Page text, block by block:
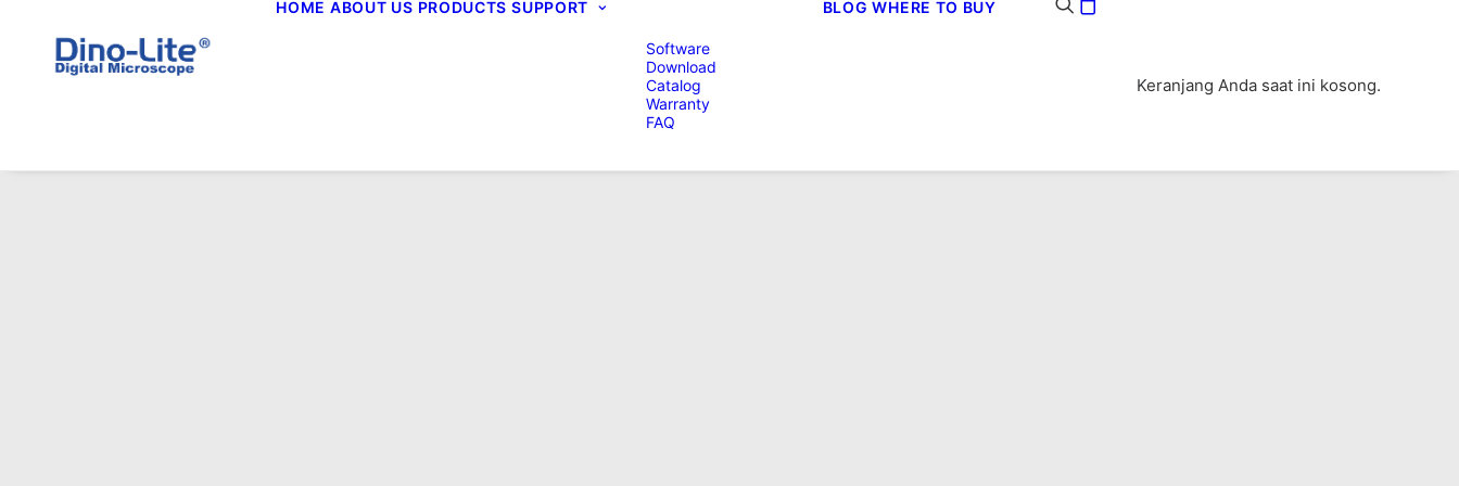
HOME ABOUT US PRODUCTS SUPPORT
Software
Download
Catalog
Warranty
FAQ
BLOG WHERE TO BUY
Keranjang Anda saat ini kosong.